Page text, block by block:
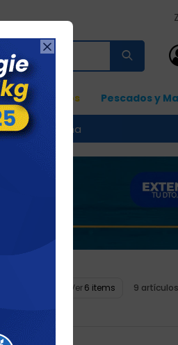

según su zona
Ingresos Pescados y
Ver 9 artículos